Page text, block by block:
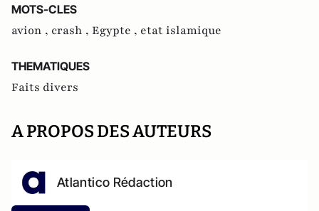
MOTS-CLES
avion , crash , Egypte , etat islamique
THEMATIQUES
Faits divers
A PROPOS DES AUTEURS
Atlantico Rédaction